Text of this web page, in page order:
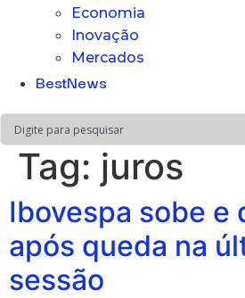
Economia
Inovação
Mercados
BestNews
Tag: juros
Ibovespa sobe e
após queda na
sessão